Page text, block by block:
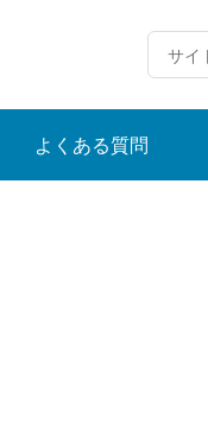
よくある質問